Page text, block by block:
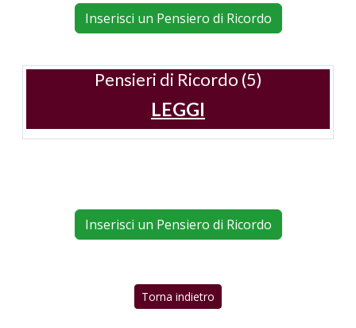
Inserisci un Pensiero di Ricordo
Pensieri di Ricordo (5)
LEGGI
Inserisci un Pensiero di Ricordo
Torna indietro